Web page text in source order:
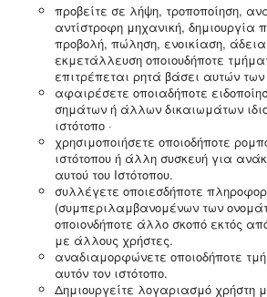
προβείτε σε λήψη, τροποποίηση,
αντίστροφη μηχανική,
προβολή, πώληση, ενοικίαση,
εκμετάλλευση οποιουδήποτε
επιτρέπεται ρητά βάσει αυτών
αφαιρέσετε οποιαδήποτε
σημάτων ή άλλων δικαιωμάτων
ιστότοπο ·
χρησιμοποιήσετε οποιοδήποτε
ιστότοπου ή άλλη συσκευή για
αυτού του Ιστότοπου.
συλλέγετε οποιεσδήποτε
(συμπεριλαμβανομένων των
οποιονδήποτε άλλο σκοπό εκτός
με άλλους χρήστες.
αναδιαμορφώνετε οποιοδήποτε
αυτόν τον ιστότοπο.
Δημιουργείτε λογαριασμό χρήστη